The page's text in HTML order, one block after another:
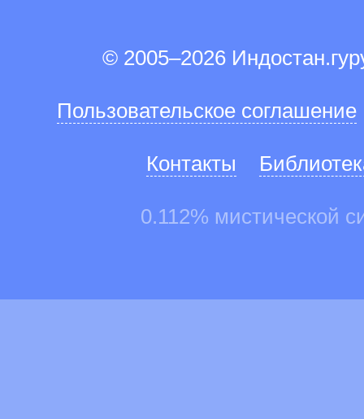
© 2005–2026
Пользовательское соглашение
Контакты
0.112% мистической